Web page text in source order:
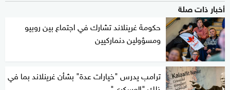
أخبار ذات صلة
حكومة غرينلاند تشارك في اجتماع بين روبيو
ومسؤولين دنماركيين
ترامب يدرس "خيارات عدة" بشأن غرينلاند بما في